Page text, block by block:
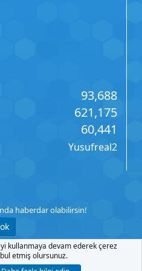
93,688
621,175
60,441
Yusufreal2
haberdar olabilirsin!
kullanmaya devam ederek çerez
etmiş olursunuz.